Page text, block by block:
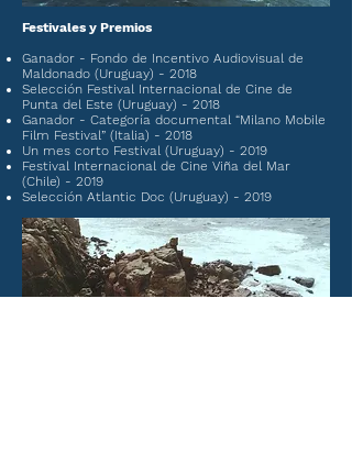
Festivales y Premios
Ganador - Fondo de Incentivo Audiovisual de
Maldonado (Uruguay) - 2018
Selección Festival Internacional de Cine de
Punta del Este (Uruguay) - 2018
Ganador - Categoría documental “Milano Mobile
Film Festival” (Italia) - 2018
Un mes corto Festival (Uruguay) - 2019
Festival Internacional de Cine Viña del Mar
(Chile) - 2019
Selección Atlantic Doc (Uruguay) - 2019